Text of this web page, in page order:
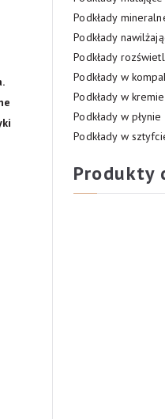
Podkłady
Podkłady
Podkłady
Podkłady w
Podkłady w
Podkłady w
Podkłady w
Produkty